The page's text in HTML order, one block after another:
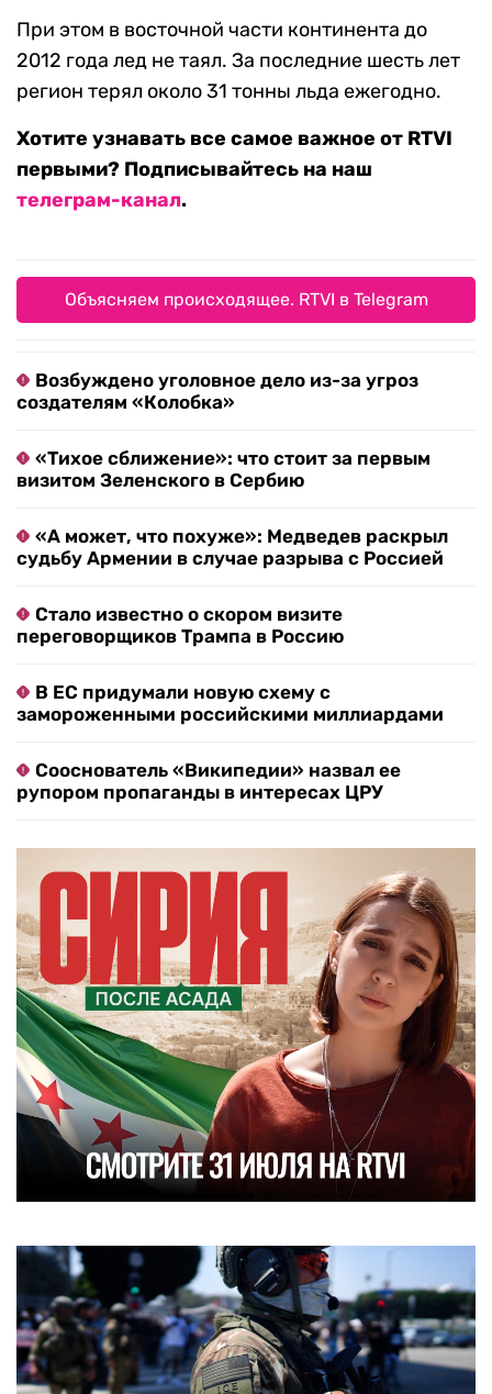
При этом в восточной части континента до
2012 года лед не таял. За последние шесть лет
регион терял около 31 тонны льда ежегодно.
Хотите узнавать все самое важное от RTVI
первыми? Подписывайтесь на наш
телеграм-канал.
Объясняем происходящее. RTVI в Telegram
Возбуждено уголовное дело из-за угроз
создателям «Колобка»
«Тихое сближение»: что стоит за первым
визитом Зеленского в Сербию
«А может, что похуже»: Медведев раскрыл
судьбу Армении в случае разрыва с Россией
Стало известно о скором визите
переговорщиков Трампа в Россию
В ЕС придумали новую схему с
замороженными российскими миллиардами
Сооснователь «Википедии» назвал ее
рупором пропаганды в интересах ЦРУ